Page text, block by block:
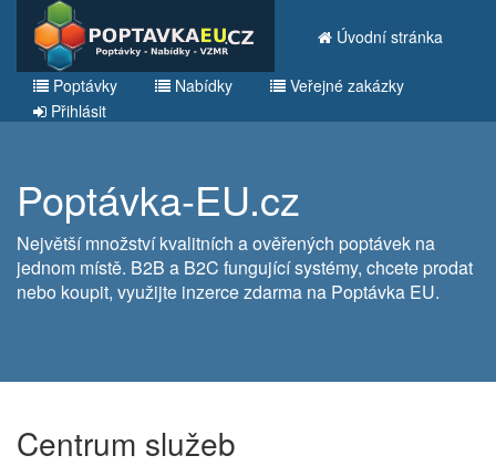
Úvodní stránka
Poptávky Nabídky
Veřejné zakázky
Přihlásit
Poptávka-EU.cz
Největší množství kvalitních a ověřených poptávek na
jednom místě. B2B a B2C fungující systémy, chcete prodat
nebo koupit, využijte inzerce zdarma na Poptávka EU.
Centrum služeb